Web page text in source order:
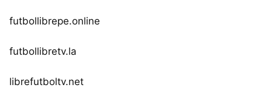
futbollibrepe.online
futbollibretv.la
librefutboltv.net